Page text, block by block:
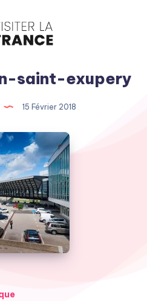
saint-exupery
15 Février 2018